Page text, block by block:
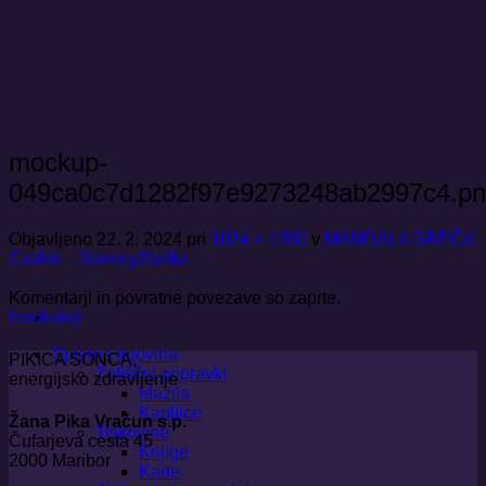
Spletna trgovina
Zeliščni pripravki
Mazila
Kapljice
Tiskovine
Knjige
Karte
mockup-
Objavljeno 22. 2. 2024 pri 1024 × 1200 v MANDALA SREČA
Crafter – Stanley/Stella
Komentarji in povratne povezave so zaprte.
Naslednji →
PIKICA SONCA,
energijsko zdravljenje
Žana Pika Vračun s.p.
Čufarjeva cesta 45
2000 Maribor